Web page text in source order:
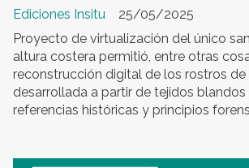
Ediciones Insitu
25/05/2025
Proyecto de virtualización del único
altura costera permitió, entre otras
reconstrucción digital de los rostros de
desarrollada a partir de tejidos
referencias históricas y principios